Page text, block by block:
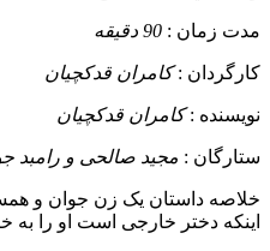
مدت زمان : 90 دقیقه
کارگردان :کامران قدکچیان
نويسنده :کامران قدکچیان
ستارگان : مجید صالحی و رامبد
خلاصه داستان یک زن جوان و
اینکه دختر خارجی است او را به